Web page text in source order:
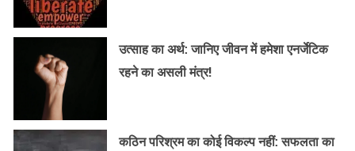
उत्साह का अर्थ: जानिए जीवन में हमेशा एनर्जेटिक
रहने का असली मंत्र!
कठिन परिश्रम का कोई विकल्प नहीं: सफलता का